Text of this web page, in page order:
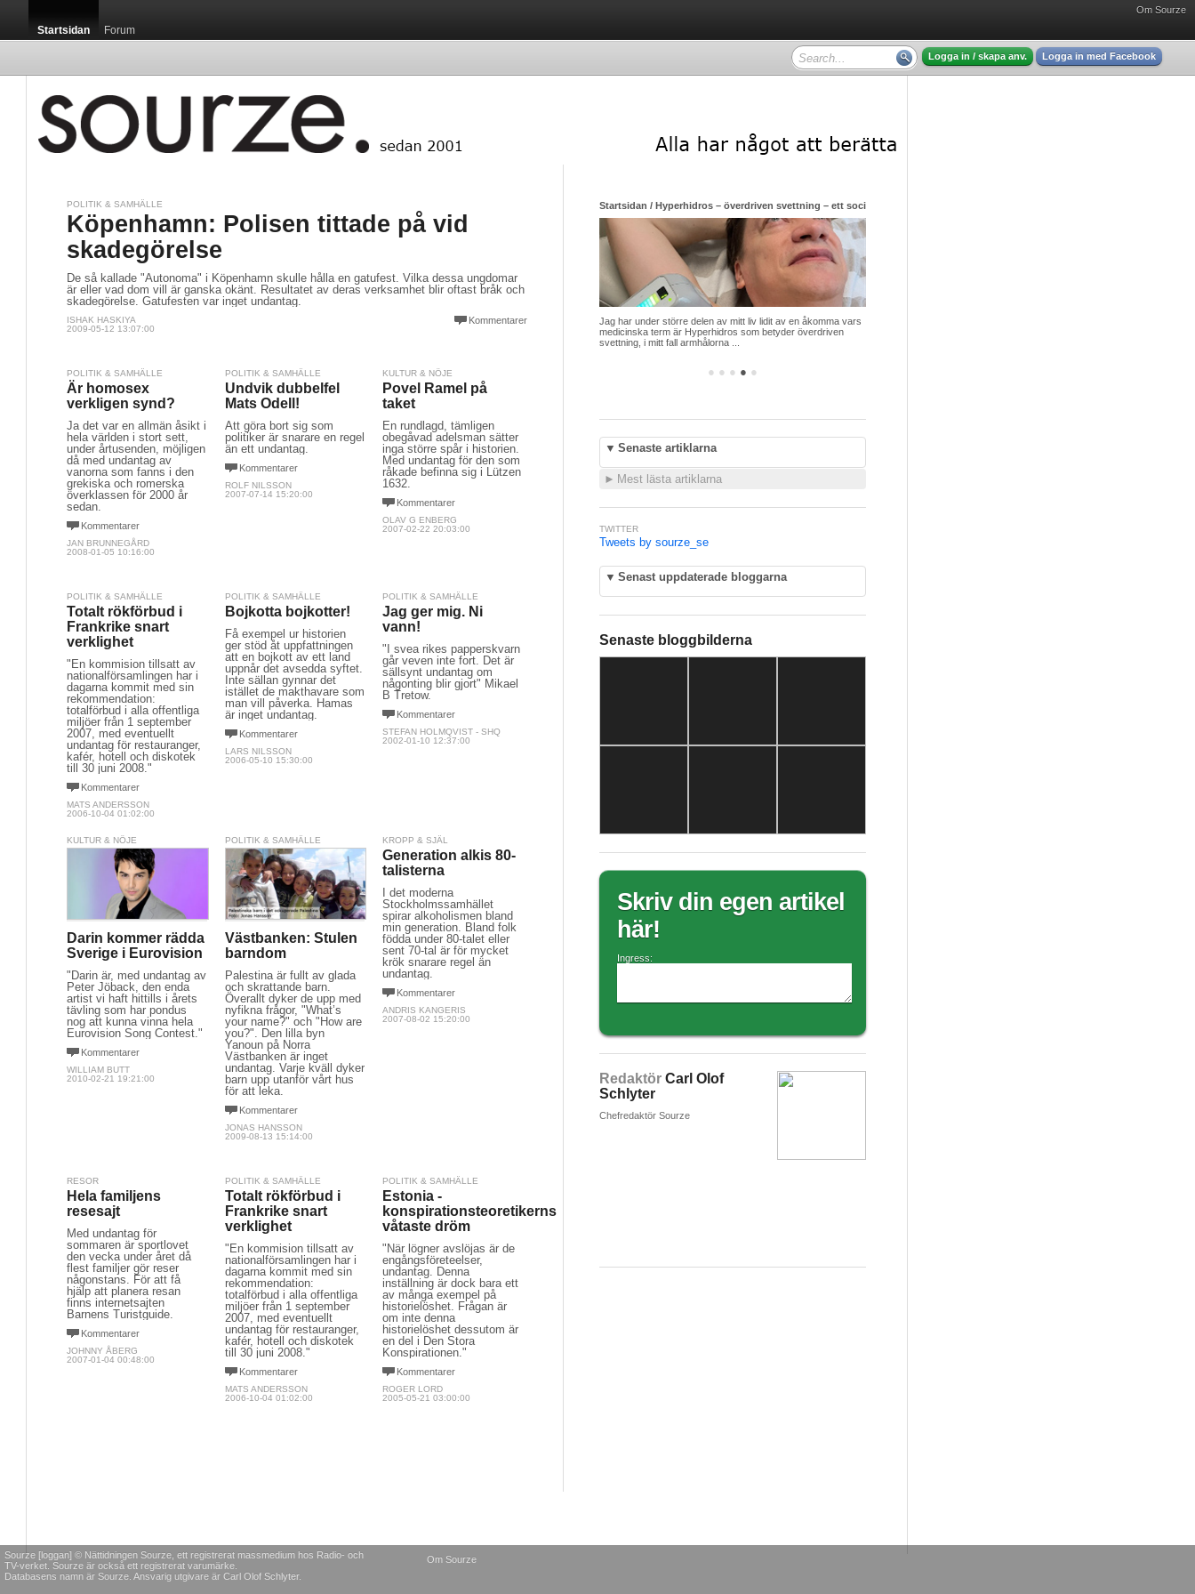
Om Sourze
Startsidan Forum
Logga in / skapa anv. Logga in med Facebook
POLITIK & SAMHÄLLE
Köpenhamn: Polisen tittade på vid
skadegörelse
De så kallade "Autonoma" i Köpenhamn skulle hålla en gatufest. Vilka dessa ungdomar
är eller vad dom vill är ganska okänt. Resultatet av deras verksamhet blir oftast bråk och
skadegörelse. Gatufesten var inget undantag.
Kommentarer
ISHAK HASKIYA
2009-05-12 13:07:00
POLITIK & SAMHÄLLE
Är homosex
verkligen synd?
Ja det var en allmän åsikt i
hela världen i stort sett,
under årtusenden, möjligen
då med undantag av
vanorna som fanns i den
grekiska och romerska
överklassen för 2000 år
sedan.
Kommentarer
JAN BRUNNEGÅRD
2008-01-05 10:16:00
POLITIK & SAMHÄLLE
Undvik dubbelfel
Mats Odell!
Att göra bort sig som
politiker är snarare en regel
än ett undantag.
Kommentarer
ROLF NILSSON
2007-07-14 15:20:00
KULTUR & NÖJE
Povel Ramel på
taket
En rundlagd, tämligen
obegåvad adelsman sätter
inga större spår i historien.
Med undantag för den som
råkade befinna sig i Lützen
1632.
Kommentarer
OLAV G ENBERG
2007-02-22 20:03:00
POLITIK & SAMHÄLLE
Totalt rökförbud i
Frankrike snart
verklighet
"En kommision tillsatt av
nationalförsamlingen har i
dagarna kommit med sin
rekommendation:
totalförbud i alla offentliga
miljöer från 1 september
2007, med eventuellt
undantag för restauranger,
kafér, hotell och diskotek
till 30 juni 2008."
Kommentarer
MATS ANDERSSON
2006-10-04 01:02:00
POLITIK & SAMHÄLLE
Bojkotta bojkotter!
Få exempel ur historien
ger stöd åt uppfattningen
att en bojkott av ett land
uppnår det avsedda syftet.
Inte sällan gynnar det
istället de makthavare som
man vill påverka. Hamas
är inget undantag.
Kommentarer
LARS NILSSON
2006-05-10 15:30:00
POLITIK & SAMHÄLLE
Jag ger mig. Ni
vann!
"I svea rikes papperskvarn
går veven inte fort. Det är
sällsynt undantag om
någonting blir gjort" Mikael
B Tretow.
Kommentarer
STEFAN HOLMQVIST - SHQ
2002-01-10 12:37:00
KULTUR & NÖJE
Darin kommer rädda
Sverige i Eurovision
"Darin är, med undantag av
Peter Jöback, den enda
artist vi haft hittills i årets
tävling som har pondus
nog att kunna vinna hela
Eurovision Song Contest."
Kommentarer
WILLIAM BUTT
2010-02-21 19:21:00
POLITIK & SAMHÄLLE
Västbanken: Stulen
barndom
Palestina är fullt av glada
och skrattande barn.
Överallt dyker de upp med
nyfikna frågor, "What’s
your name?" och "How are
you?". Den lilla byn
Yanoun på Norra
Västbanken är inget
undantag. Varje kväll dyker
barn upp utanför vårt hus
för att leka.
Kommentarer
JONAS HANSSON
2009-08-13 15:14:00
KROPP & SJÄL
Generation alkis 80-
talisterna
I det moderna
Stockholmssamhället
spirar alkoholismen bland
min generation. Bland folk
födda under 80-talet eller
sent 70-tal är för mycket
krök snarare regel än
undantag.
Kommentarer
ANDRIS KANGERIS
2007-08-02 15:20:00
RESOR
Hela familjens
resesajt
Med undantag för
sommaren är sportlovet
den vecka under året då
flest familjer gör reser
någonstans. För att få
hjälp att planera resan
finns internetsajten
Barnens Turistguide.
Kommentarer
JOHNNY ÅBERG
2007-01-04 00:48:00
POLITIK & SAMHÄLLE
Totalt rökförbud i
Frankrike snart
verklighet
"En kommision tillsatt av
nationalförsamlingen har i
dagarna kommit med sin
rekommendation:
totalförbud i alla offentliga
miljöer från 1 september
2007, med eventuellt
undantag för restauranger,
kafér, hotell och diskotek
till 30 juni 2008."
Kommentarer
MATS ANDERSSON
2006-10-04 01:02:00
POLITIK & SAMHÄLLE
Estonia -
konspirationsteoretikerns
våtaste dröm
"När lögner avslöjas är de
engångsföreteelser,
undantag. Denna
inställning är dock bara ett
av många exempel på
historielöshet. Frågan är
om inte denna
historielöshet dessutom är
en del i Den Stora
Konspirationen."
Kommentarer
ROGER LORD
2005-05-21 03:00:00
● ● ● ● ●
Startsidan / Hyperhidros – överdriven svettning – ett socialt gissel men hjälp finns att få
Jag har under större delen av mitt liv lidit av en åkomma vars
medicinska term är Hyperhidros som betyder överdriven
svettning, i mitt fall armhålorna ...
▼ Senaste artiklarna
► Mest lästa artiklarna
TWITTER
Tweets by sourze_se
▼ Senast uppdaterade bloggarna
Senaste bloggbilderna
Skriv din egen artikel
här!
Ingress:
Redaktör Carl Olof
Schlyter
Chefredaktör Sourze
Sourze [loggan] © Nättidningen Sourze, ett registrerat massmedium hos Radio- och
TV-verket. Sourze är också ett registrerat varumärke.
Databasens namn är Sourze. Ansvarig utgivare är Carl Olof Schlyter.
Om Sourze